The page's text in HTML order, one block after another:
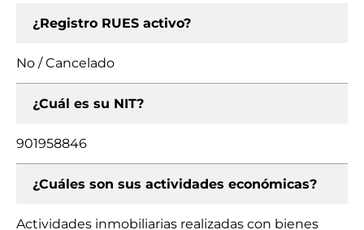
¿Registro RUES activo?
No / Cancelado
¿Cuál es su NIT?
901958846
¿Cuáles son sus actividades económicas?
Actividades inmobiliarias realizadas con bienes